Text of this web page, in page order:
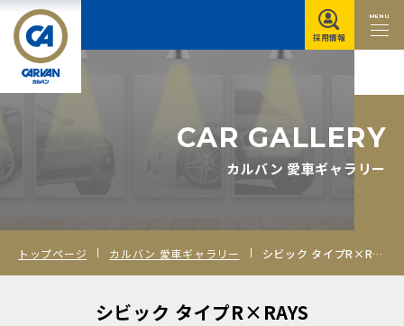
MENU
採用情報
CAR GALLERY
カルバン 愛車ギャラリー
トップページ カルバン 愛車ギャラリー シビック タイプR×RAYS
シビック タイプR×RAYS